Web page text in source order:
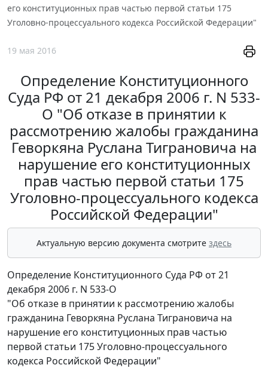
его конституционных прав частью первой статьи 175
Уголовно-процессуального кодекса Российской Федерации"
19 мая 2016
Определение Конституционного
Суда РФ от 21 декабря 2006 г. N 533-
О "Об отказе в принятии к
рассмотрению жалобы гражданина
Геворкяна Руслана Тиграновича на
нарушение его конституционных
прав частью первой статьи 175
Уголовно-процессуального кодекса
Российской Федерации"
Актуальную версию документа смотрите здесь
Определение Конституционного Суда РФ от 21
декабря 2006 г. N 533-О
"Об отказе в принятии к рассмотрению жалобы
гражданина Геворкяна Руслана Тиграновича на
нарушение его конституционных прав частью
первой статьи 175 Уголовно-процессуального
кодекса Российской Федерации"